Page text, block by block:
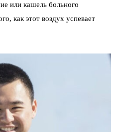
или кашель больного
как этот воздух успевает